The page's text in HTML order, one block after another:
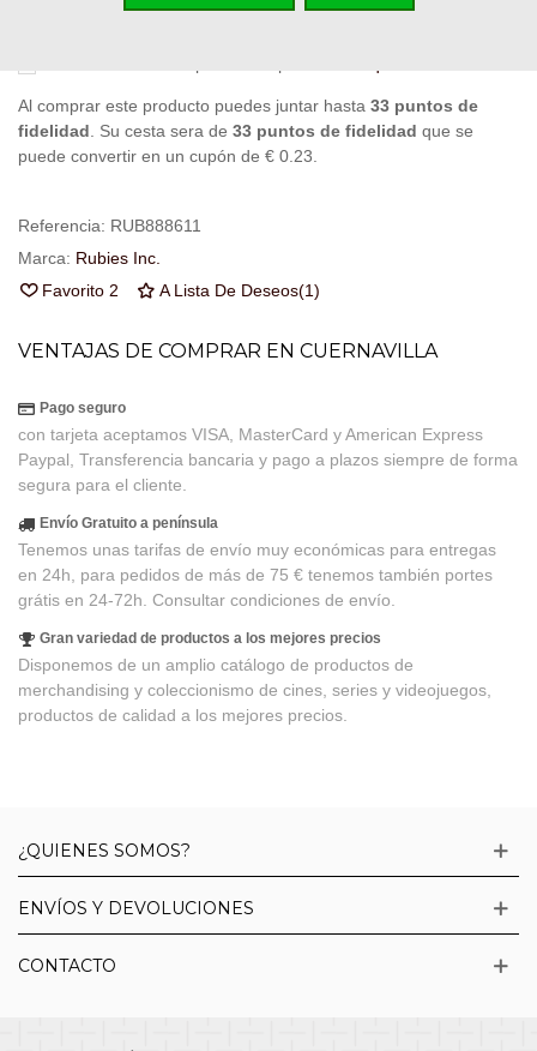
Al comprar este producto puedes juntar hasta 33 puntos de
fidelidad . Su cesta sera de 33 puntos de fidelidad que se
puede convertir en un cupón de € 0.23
Referencia: RUB888611
Marca: Rubies Inc.
Favorito 2 A Lista De Deseos(1)
VENTAJAS DE COMPRAR EN CUERNAVILLA
Pago seguro
con tarjeta aceptamos VISA, MasterCard y American Express
Paypal, Transferencia bancaria y pago a plazos siempre de forma
segura para el cliente.
Envío Gratuito a península
Tenemos unas tarifas de envío muy económicas para entregas
en 24h, para pedidos de más de 75 € tenemos también portes
grátis en 24-72h. Consultar condiciones de envío.
Gran variedad de productos a los mejores precios
Disponemos de un amplio catálogo de productos de
merchandising y coleccionismo de cines, series y videojuegos,
productos de calidad a los mejores precios.
¿QUIENES SOMOS?
ENVÍOS Y DEVOLUCIONES
CONTACTO